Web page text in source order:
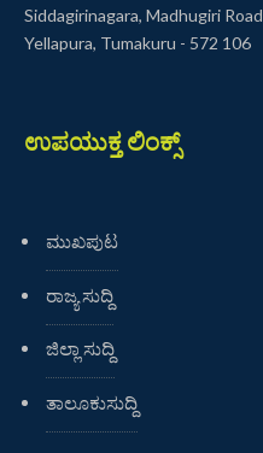
Siddagirinagara, Madhugiri Road
Yellapura, Tumakuru - 572 106
ಉಪಯುಕ್ತ ಲಿಂಕ್ಸ್
ಮುಖಪುಟ
ರಾಜ್ಯ ಸುದ್ದಿ
ಜಿಲ್ಲಾ ಸುದ್ದಿ
ತಾಲೂಕುಸುದ್ದಿ